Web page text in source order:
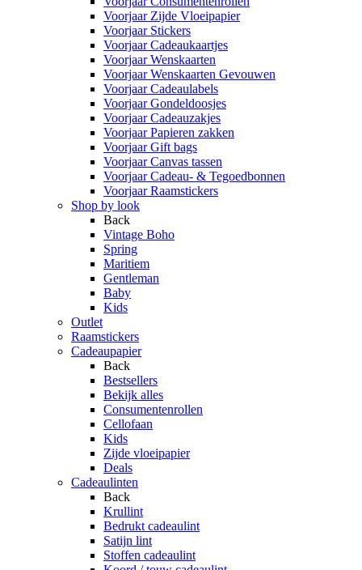
Voorjaar Zijde Vloeipapier
Voorjaar Stickers
Voorjaar Cadeaukaartjes
Voorjaar Wenskaarten
Voorjaar Wenskaarten Gevouwen
Voorjaar Cadeaulabels
Voorjaar Gondeldoosjes
Voorjaar Cadeauzakjes
Voorjaar Papieren zakken
Voorjaar Gift bags
Voorjaar Canvas tassen
Voorjaar Cadeau- & Tegoedbonnen
Voorjaar Raamstickers
Shop by look
Back
Vintage Boho
Spring
Maritiem
Gentleman
Baby
Kids
Outlet
Raamstickers
Cadeaupapier
Back
Bestsellers
Bekijk alles
Consumentenrollen
Cellofaan
Kids
Zijde vloeipapier
Deals
Cadeaulinten
Back
Krullint
Bedrukt cadeaulint
Satijn lint
Stoffen cadeaulint